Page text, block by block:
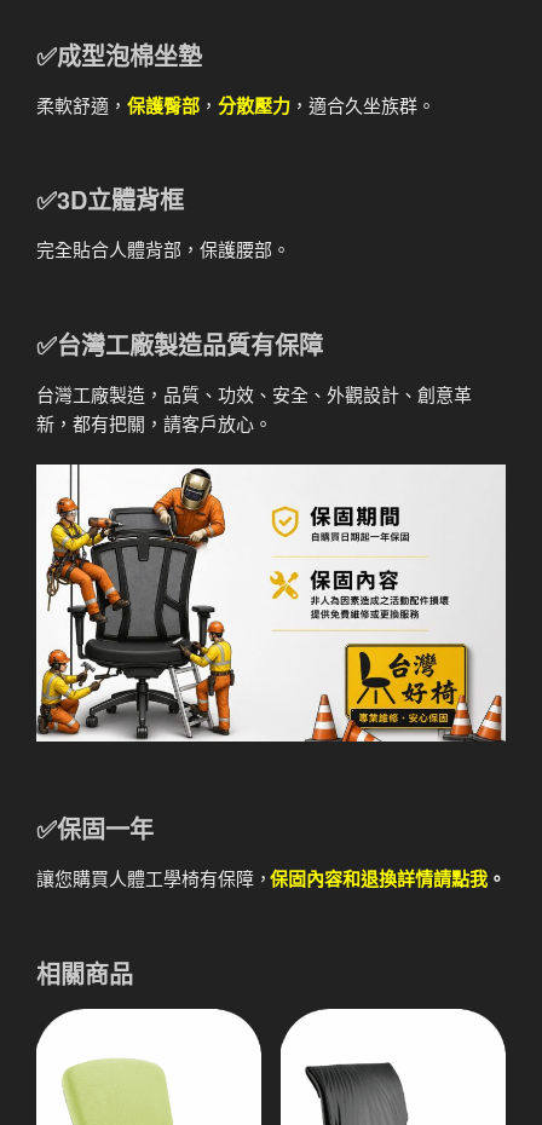
✅成型泡棉坐墊
柔軟舒適， 保護臀部 ， 分散壓力 ，適合久坐族群。
✅3D立體背框
完全貼合人體背部，保護腰部。
✅台灣工廠製造品質有保障
台灣工廠製造，品質、功效、安全、外觀設計、創意革
新，都有把關，請客戶放心。
✅保固一年
讓您購買人體工學椅有保障，保固內容和退換詳情請點我 。
相關商品